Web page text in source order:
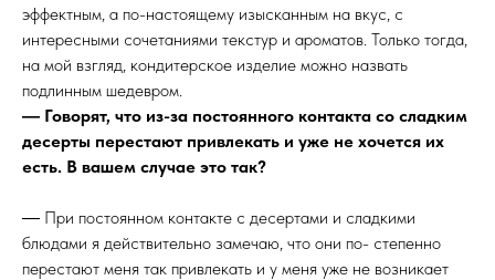
эффектным, а по-настоящему изысканным на вкус, с
интересными сочетаниями текстур и ароматов. Только тогда,
на мой взгляд, кондитерское изделие можно назвать
подлинным шедевром.
― Говорят, что из-за постоянного контакта со сладким
десерты перестают привлекать и уже не хочется их
есть. В вашем случае это так?
― При постоянном контакте с десертами и сладкими
блюдами я действительно замечаю, что они по- степенно
перестают меня так привлекать и у меня уже не возникает